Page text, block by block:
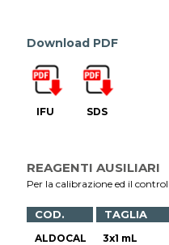
Download PDF
IFU SDS
REAGENTI AUSILIARI
Per la calibrazione ed il
COD. TAGLIA
ALDOCAL 3x1 mL